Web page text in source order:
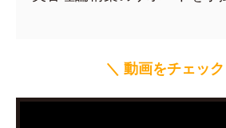
＼ 動画をチェッ